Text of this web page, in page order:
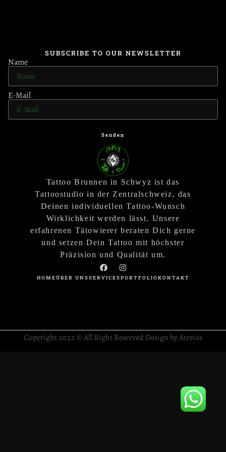
SUBSCRIBE TO OUR NEWSLETTER
Name
E-Mail
Senden
Tattoo Brunnen in Schwyz ist das
Tattoostudio in der Zentralschweiz, das
Deinen individuellen Tattoo-Wunsch
Wirklichkeit werden lässt. Unsere
erfahrenen Tätowierer beraten Dich gerne
und setzen Dein Tattoo mit höchster
Präzision und Qualität um.
HOMEÜBER UNSSERVICESPORTFOLIOKONTAKT
Copyright 2022 © All Right Reserved Design by Aterios